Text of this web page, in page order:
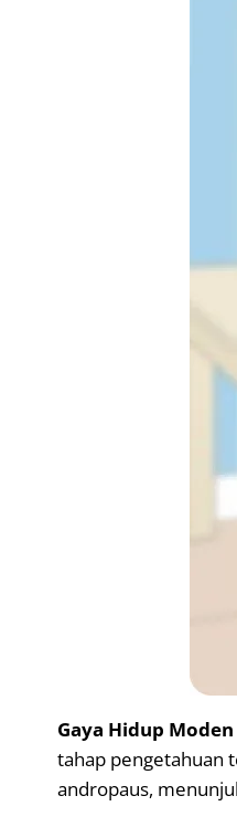
Gaya Hidup
tahap pengetahuan
andropaus,